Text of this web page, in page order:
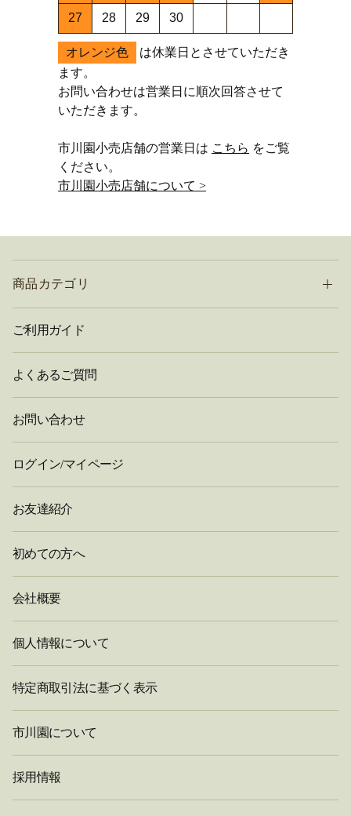
27 28 29 30
オレンジ色
は休業日とさせていただき
ます。
お問い合わせは営業日に順次回答させて
いただきます。
市川園小売店舗の営業日は こちら をご覧
ください。
市川園小売店舗について >
商品カテゴリ
ご利用ガイド
よくあるご質問
お問い合わせ
ログイン/マイページ
お友達紹介
初めての方へ
会社概要
個人情報について
特定商取引法に基づく表示
市川園について
採用情報